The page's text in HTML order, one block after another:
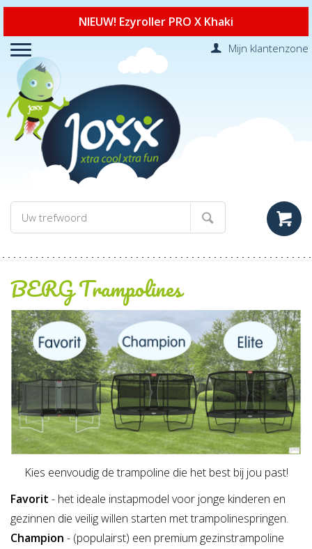
NIEUW! Ezyroller PRO X Khaki
Mijn klantenzone
BERG Trampolines
Kies eenvoudig de trampoline die het best bij jou past!
Favorit - het ideale instapmodel voor jonge kinderen en
gezinnen die veilig willen starten met trampolinespringen.
Champion - (populairst) een premium gezinstrampoline